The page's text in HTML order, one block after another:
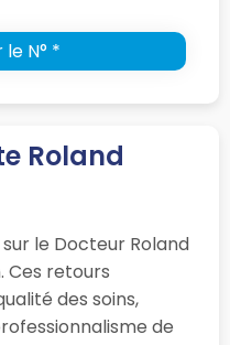
N° *
Roland
le Docteur Roland
Ces retours
des soins,
de